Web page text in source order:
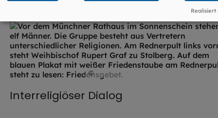
© Robert Kiderle / EOM
Interreligiöser Dialog
Realisiert